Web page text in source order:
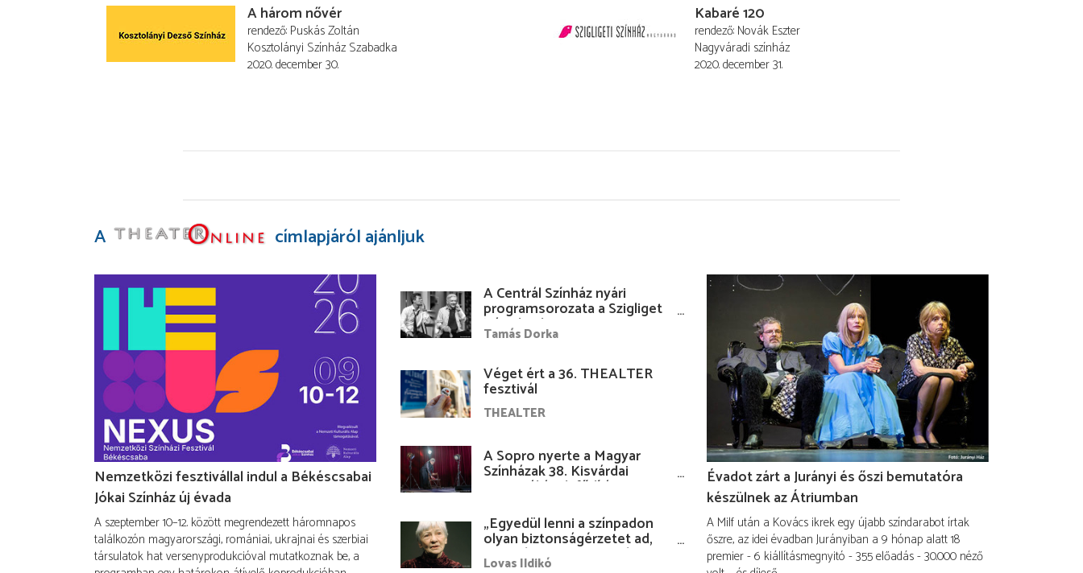
A három nővér
rendező Puskás Zoltán
Kosztolányi Színház Szabadka
2020. december 30.
Kabaré 120
rendező Novák Eszter
Nagyváradi színház
2020. december 31.
A címlapjáról ajánljuk
Nemzetközi fesztivállal indul a Békéscsabai
Jókai Színház új évada
A szeptember 10–12. között megrendezett háromnapos
találkozón magyarországi, romániai, ukrajnai és szerbiai
társulatok hat versenyprodukcióval mutatkoznak be, a
A Centrál Színház nyári
programsorozata a Szigliget
Várudvarban
Tamás Dorka
Véget ért a 36. THEALTER
fesztivál
THEALTER
A Sopro nyerte a Magyar
Színházak 38. Kisvárdai
Fesztiváljának fődíját
„Egyedül lenni a színpadon
olyan biztonságérzetet ad,
hogy lám, mindenki más
Lovas Ildikó
Évadot zárt a Jurányi és őszi bemutatóra
készülnek az Átriumban
A Milf után a Kovács ikrek egy újabb színdarabot írtak
őszre, az idei évadban Jurányiban a 9 hónap alatt 18
premier - 6 kiállításmegnyitó - 355 előadás - 30.000 néző